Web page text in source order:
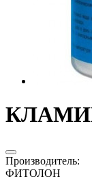
Производитель:
ФИТОЛОН